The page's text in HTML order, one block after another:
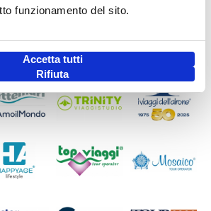
funzionamento del sito.
Accetta tutti
Rifiuta